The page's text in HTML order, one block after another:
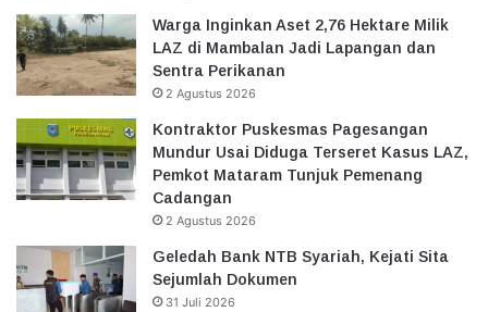
Warga Inginkan Aset 2,76 Hektare Milik
LAZ di Mambalan Jadi Lapangan dan
Sentra Perikanan
2 Agustus 2026
Kontraktor Puskesmas Pagesangan
Mundur Usai Diduga Terseret Kasus LAZ,
Pemkot Mataram Tunjuk Pemenang
Cadangan
2 Agustus 2026
Geledah Bank NTB Syariah, Kejati Sita
Sejumlah Dokumen
31 Juli 2026